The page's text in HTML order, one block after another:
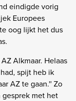
eindigde vorig
Europees
oog lijkt het dus
Alkmaar. Helaas
spijt heb ik
AZ te gaan.'' Zo
met het